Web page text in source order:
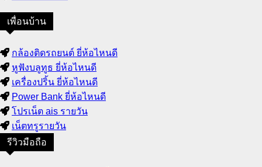
เพื่อนบ้าน
กล้องติดรถยนต์ ยี่ห้อไหนดี
หูฟังบลูทูธ ยี่ห้อไหนดี
เครื่องปริ้น ยี่ห้อไหนดี
Power Bank ยี่ห้อไหนดี
โปรเน็ต ais รายวัน
เน็ตทรูรายวัน
รีวิวมือถือ